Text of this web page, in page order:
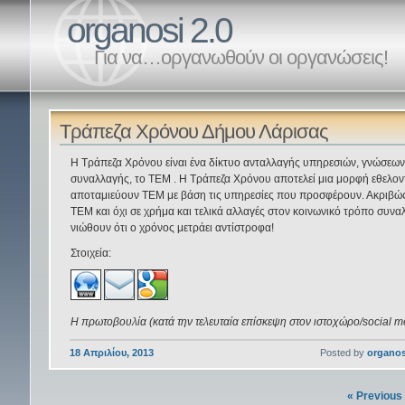
organosi 2.0
Για να…οργανωθούν οι οργανώσεις!
Τράπεζα Χρόνου Δήμου Λάρισας
Η Τράπεζα Χρόνου είναι ένα δίκτυο ανταλλαγής υπηρεσιών,
συναλλαγής, το ΤΕΜ . Η Τράπεζα Χρόνου αποτελεί μια μορφή
αποταμιεύουν ΤΕΜ με βάση τις υπηρεσίες που προσφέρουν.
ΤΕΜ και όχι σε χρήμα και τελικά αλλαγές στον κοινωνικό τρόπο
νιώθουν ότι ο χρόνος μετράει αντίστροφα!
Στοιχεία:
Η πρωτοβουλία (κατά την τελευταία επίσκεψη στον ιστοχώρο/social
18 Απριλίου, 2013 Posted by
« Previous